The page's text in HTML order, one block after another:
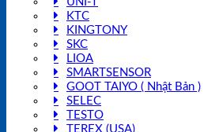
KTC
KINGTONY
SKC
LIOA
SMARTSENSOR
GOOT TAIYO ( Nhật Bản )
SELEC
TESTO
TEREX (USA)